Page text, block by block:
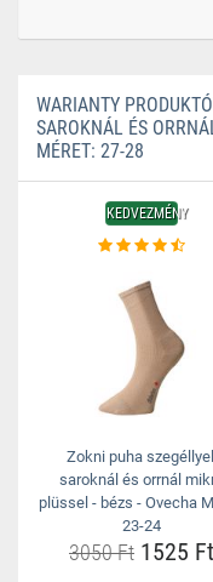
WARIANTY
SAROKNÁL ÉS
MÉRET: 27-28
KEDVEZMÉNY
Zokni puha
saroknál és orrnál
plüssel - bézs - Ovecha
23-24
3050 Ft 1525 Ft